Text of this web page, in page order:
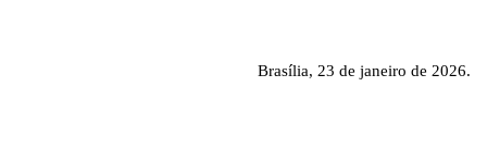
Brasília, 23 de janeiro de 2026.